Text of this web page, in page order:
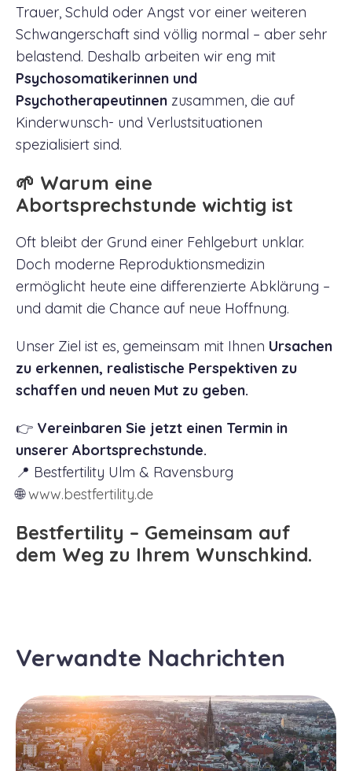
Trauer, Schuld oder Angst vor einer weiteren
Schwangerschaft sind völlig normal – aber sehr
belastend. Deshalb arbeiten wir eng mit
Psychosomatikerinnen und
Psychotherapeutinnen zusammen, die auf
Kinderwunsch- und Verlustsituationen
spezialisiert sind.
🌱 Warum eine
Abortsprechstunde wichtig ist
Oft bleibt der Grund einer Fehlgeburt unklar.
Doch moderne Reproduktionsmedizin
ermöglicht heute eine differenzierte Abklärung –
und damit die Chance auf neue Hoffnung.
Unser Ziel ist es, gemeinsam mit Ihnen Ursachen
zu erkennen, realistische Perspektiven zu
schaffen und neuen Mut zu geben.
👉 Vereinbaren Sie jetzt einen Termin in
unserer Abortsprechstunde.
📍 Bestfertility Ulm & Ravensburg
🌐www.bestfertility.de
Bestfertility – Gemeinsam auf
dem Weg zu Ihrem Wunschkind.
Verwandte Nachrichten